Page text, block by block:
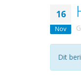
16
Nov
Dit